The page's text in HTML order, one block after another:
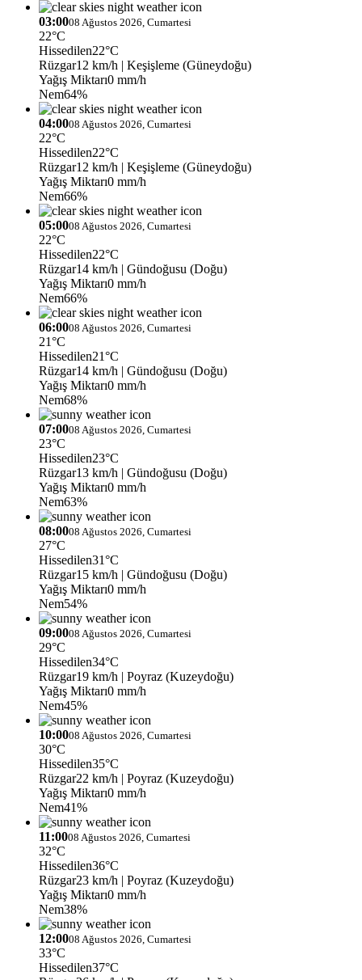
03:0008 Ağustos 2026, Cumartesi
22°C
Hissedilen22°C
Rüzgar12 km/h | Keşişleme (Güneydoğu)
Yağış Miktarı0 mm/h
Nem64%
04:0008 Ağustos 2026, Cumartesi
22°C
Hissedilen22°C
Rüzgar12 km/h | Keşişleme (Güneydoğu)
Yağış Miktarı0 mm/h
Nem66%
05:0008 Ağustos 2026, Cumartesi
22°C
Hissedilen22°C
Rüzgar14 km/h | Gündoğusu (Doğu)
Yağış Miktarı0 mm/h
Nem66%
06:0008 Ağustos 2026, Cumartesi
21°C
Hissedilen21°C
Rüzgar14 km/h | Gündoğusu (Doğu)
Yağış Miktarı0 mm/h
Nem68%
07:0008 Ağustos 2026, Cumartesi
23°C
Hissedilen23°C
Rüzgar13 km/h | Gündoğusu (Doğu)
Yağış Miktarı0 mm/h
Nem63%
08:0008 Ağustos 2026, Cumartesi
27°C
Hissedilen31°C
Rüzgar15 km/h | Gündoğusu (Doğu)
Yağış Miktarı0 mm/h
Nem54%
09:0008 Ağustos 2026, Cumartesi
29°C
Hissedilen34°C
Rüzgar19 km/h | Poyraz (Kuzeydoğu)
Yağış Miktarı0 mm/h
Nem45%
10:0008 Ağustos 2026, Cumartesi
30°C
Hissedilen35°C
Rüzgar22 km/h | Poyraz (Kuzeydoğu)
Yağış Miktarı0 mm/h
Nem41%
11:0008 Ağustos 2026, Cumartesi
32°C
Hissedilen36°C
Rüzgar23 km/h | Poyraz (Kuzeydoğu)
Yağış Miktarı0 mm/h
Nem38%
12:0008 Ağustos 2026, Cumartesi
33°C
Hissedilen37°C